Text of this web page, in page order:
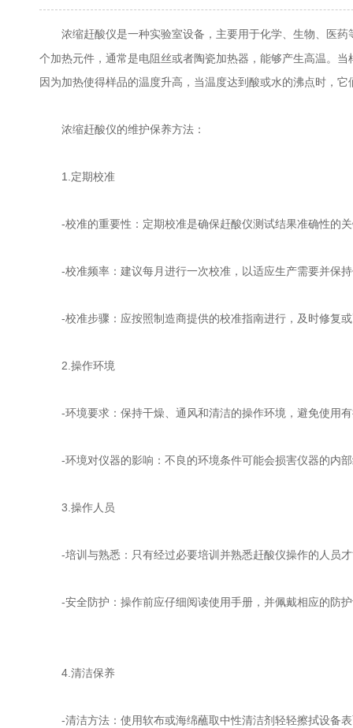
浓缩赶酸仪是一种实验室设备，主要用于化学、生物、医
个加热元件，通常是电阻丝或者陶瓷加热器，能够产生高温。
因为加热使得样品的温度升高，当温度达到酸或水的沸点时，
浓缩赶酸仪的维护保养方法：
1.定期校准
-校准的重要性：定期校准是确保赶酸仪测试结果准确性的关
-校准频率：建议每月进行一次校准，以适应生产需要并保持
-校准步骤：应按照制造商提供的校准指南进行，及时修复或
2.操作环境
-环境要求：保持干燥、通风和清洁的操作环境，避免使用有
-环境对仪器的影响：不良的环境条件可能会损害仪器的内部
3.操作人员
-培训与熟悉：只有经过必要培训并熟悉赶酸仪操作的人员才
-安全防护：操作前应仔细阅读使用手册，并佩戴相应的防护
4.清洁保养
-清洁方法：使用软布或海绵蘸取中性清洁剂轻轻擦拭设备表